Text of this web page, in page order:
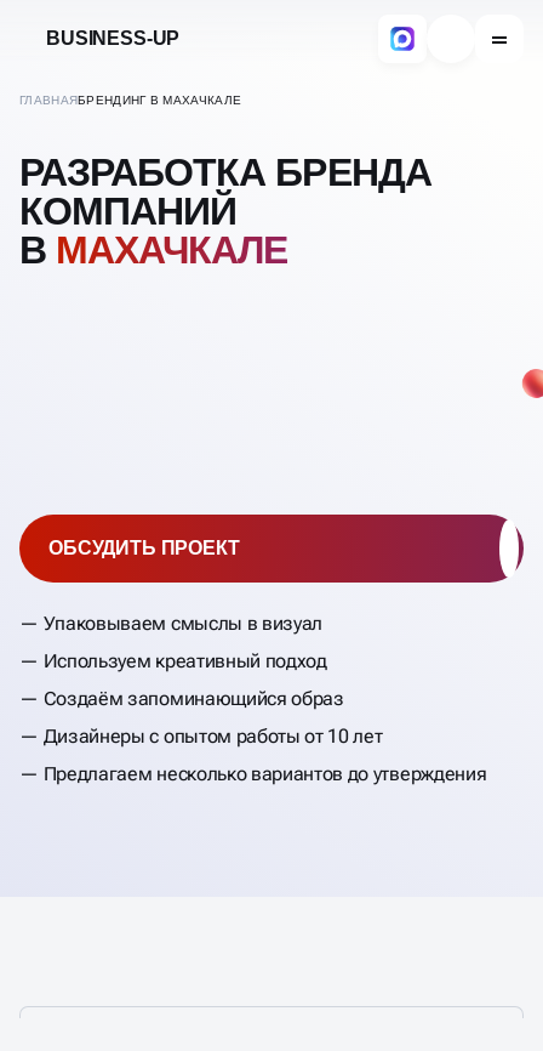
BUSINESS-UP
ГЛАВНАЯБРЕНДИНГ В МАХАЧКАЛЕ
РАЗРАБОТКА БРЕНДА
КОМПАНИЙ
В МАХАЧКАЛЕ
Упаковываем смыслы в визуал
Используем креативный подход
Создаём запоминающийся образ
Дизайнеры с опытом работы от 10 лет
Предлагаем несколько вариантов до утверждения
ОБСУДИТЬ ПРОЕКТ